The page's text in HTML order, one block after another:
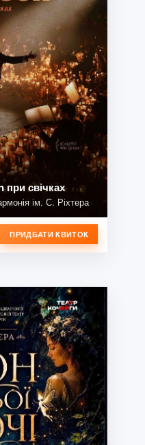
при свічках
ім. С. Ріхтера
ПРИДБАТИ КВИТОК